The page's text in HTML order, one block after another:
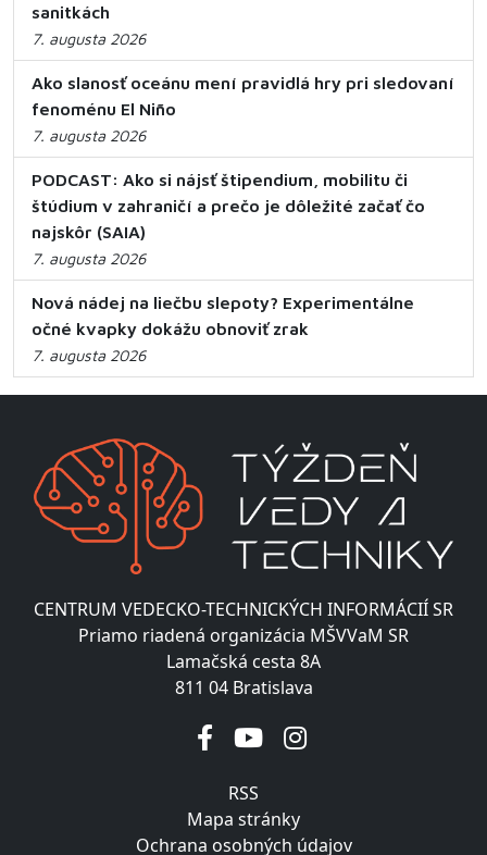
sanitkách
7. augusta 2026
Ako slanosť oceánu mení pravidlá hry pri sledovaní
fenoménu El Niño
7. augusta 2026
PODCAST: Ako si nájsť štipendium, mobilitu či
štúdium v zahraničí a prečo je dôležité začať čo
najskôr (SAIA)
7. augusta 2026
Nová nádej na liečbu slepoty? Experimentálne
očné kvapky dokážu obnoviť zrak
7. augusta 2026
CENTRUM VEDECKO-TECHNICKÝCH INFORMÁCIÍ SR
Priamo riadená organizácia MŠVVaM SR
Lamačská cesta 8A
811 04 Bratislava
RSS
Mapa stránky
Ochrana osobných údajov